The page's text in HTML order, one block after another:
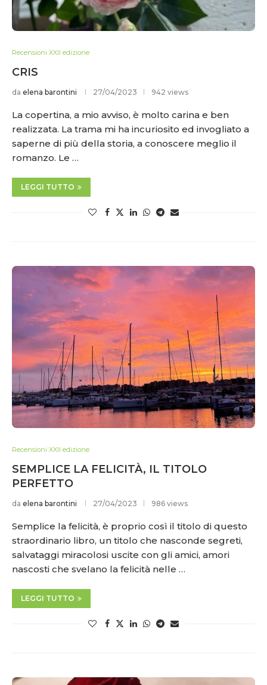
Recensioni XXII edizione
CRIS
da elena barontini 27/04/2023 942 views
La copertina, a mio avviso, è molto carina e ben
realizzata. La trama mi ha incuriosito ed invogliato a
saperne di più della storia, a conoscere meglio il
romanzo. Le …
LEGGI TUTTO
Recensioni XXII edizione
SEMPLICE LA FELICITÀ, IL TITOLO
PERFETTO
da elena barontini 27/04/2023 986 views
Semplice la felicità, è proprio così il titolo di questo
straordinario libro, un titolo che nasconde segreti,
salvataggi miracolosi uscite con gli amici, amori
nascosti che svelano la felicità nelle …
LEGGI TUTTO